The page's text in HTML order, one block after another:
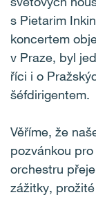
s Pietarim
koncertem
v Praze, byl
říci i o
šéfdirigentem.
Věříme, že
pozvánkou
orchestru
zážitky,